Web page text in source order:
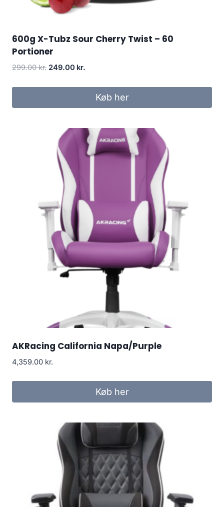
600g X-Tubz Sour Cherry Twist – 60
Portioner
299.00kr. Original
was:
249.00 kr.
is:
249.00 kr..
Køb her
AKRacing California Napa/Purple
4,359.00 kr.
Køb her